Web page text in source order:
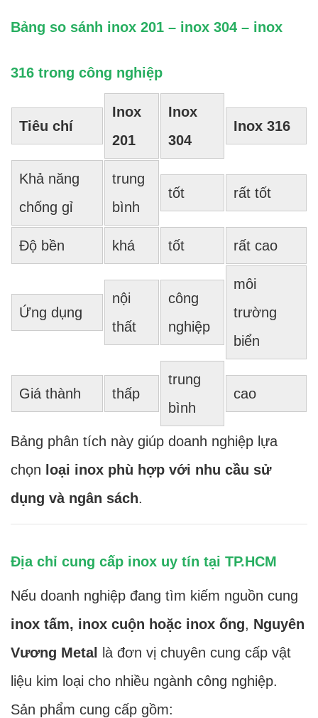
Bảng so sánh inox 201 – inox 304 – inox
316 trong công nghiệp
Tiêu chí
Inox
201
Inox
304
Inox 316
Khả năng
chống gỉ
trung
bình
tốt rất tốt
Độ bền khá tốt rất cao
Ứng dụng
nội
thất
công
nghiệp
môi
trường
biển
Giá thành thấp
trung
bình
cao
Bảng phân tích này giúp doanh nghiệp lựa
chọn loại inox phù hợp với nhu cầu sử
dụng và ngân sách.
Địa chỉ cung cấp inox uy tín tại TP.HCM
Nếu doanh nghiệp đang tìm kiếm nguồn cung
inox tấm, inox cuộn hoặc inox ống, Nguyên
Vương Metal là đơn vị chuyên cung cấp vật
liệu kim loại cho nhiều ngành công nghiệp.
Sản phẩm cung cấp gồm: